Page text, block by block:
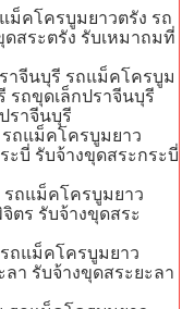
ม็คโครบูมยาวตรัง รถ
สระตรัง รับเหมาถมที่
าจีนบุรี รถแม็คโครบูม
รถขุดเล็กปราจีนบุรี
ราจีนบุรี
ถแม็คโครบูมยาว
ะบี่ รับจ้างขุดสระกระบี่
ถแม็คโครบูมยาว
ตร รับจ้างขุดสระ
ถแม็คโครบูมยาว
า รับจ้างขุดสระยะลา